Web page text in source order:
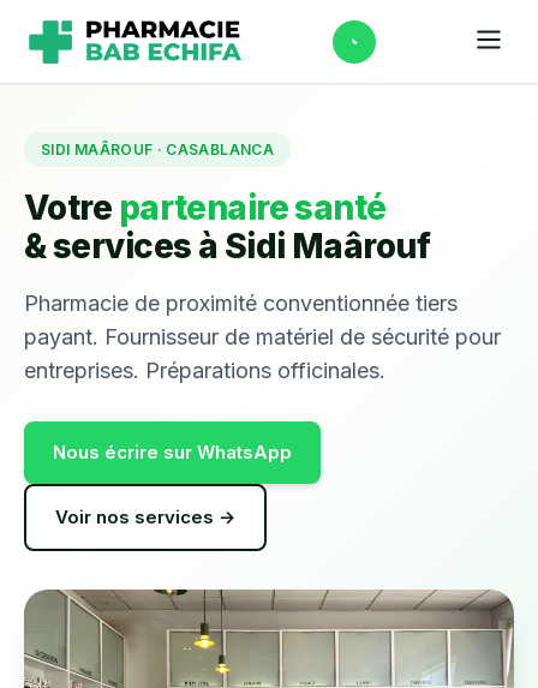
SIDI MAÂROUF · CASABLANCA
Votre partenaire santé
& services à Sidi Maârouf
Pharmacie de proximité conventionnée tiers
payant. Fournisseur de matériel de sécurité pour
entreprises. Préparations officinales.
Nous écrire sur WhatsApp
Voir nos services →